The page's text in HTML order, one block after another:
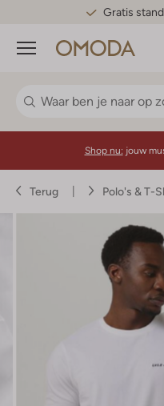
Gratis
Menu
Shop nu: jouw
Terug Polo's & T-